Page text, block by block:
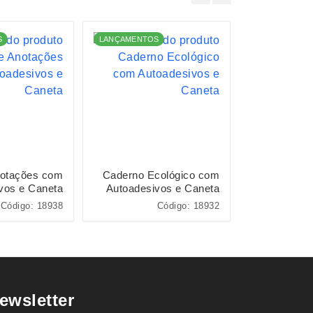
com
e Caneta
Código: 18938
LANÇAMENTOS
Caderno Ecológico com
Autoadesivos e Caneta
Código: 18932